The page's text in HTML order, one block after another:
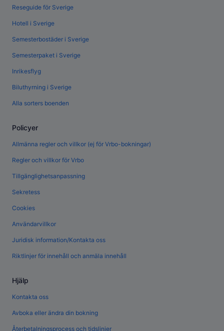
Reseguide för Sverige
Hotell i Sverige
Semesterbostäder i Sverige
Semesterpaket i Sverige
Inrikesflyg
Biluthyrning i Sverige
Alla sorters boenden
Policyer
Allmänna regler och villkor (ej för Vrbo-bokningar)
Regler och villkor för Vrbo
Tillgänglighetsanpassning
Sekretess
Cookies
Användarvillkor
Juridisk information/Kontakta oss
Riktlinjer för innehåll och anmäla innehåll
Hjälp
Kontakta oss
Avboka eller ändra din bokning
Återbetalningsprocess och tidslinjer